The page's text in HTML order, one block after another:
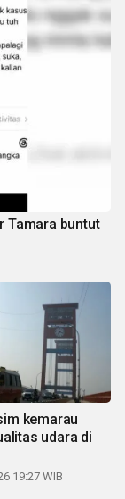
Tamara buntut
kemarau
udara di
19:27 WIB